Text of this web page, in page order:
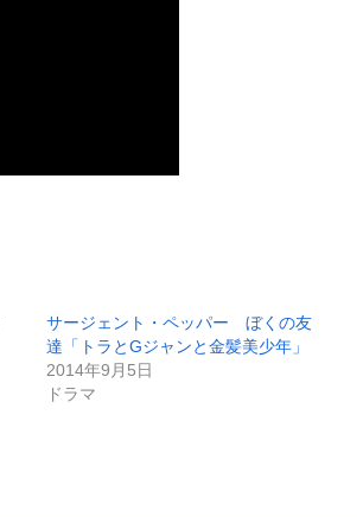
サージェント・ペッパー ぼくの友
達「トラとGジャンと金髪美少年」
2014年9月5日
ドラマ